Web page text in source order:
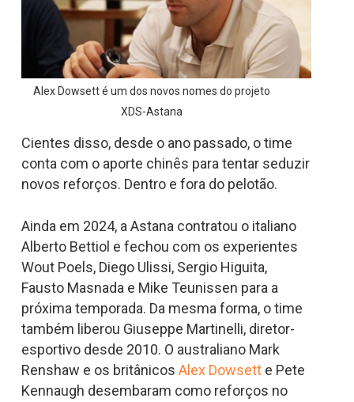
Alex Dowsett é um dos novos nomes do projeto
XDS-Astana
Cientes disso, desde o ano passado, o time
conta com o aporte chinês para tentar seduzir
novos reforços. Dentro e fora do pelotão.
Ainda em 2024, a Astana contratou o italiano
Alberto Bettiol e fechou com os experientes
Wout Poels, Diego Ulissi, Sergio Higuita,
Fausto Masnada e Mike Teunissen para a
próxima temporada. Da mesma forma, o time
também liberou Giuseppe Martinelli, diretor-
esportivo desde 2010. O australiano Mark
Renshaw e os britânicos Alex Dowsette Pete
Kennaugh desembaram como reforços no